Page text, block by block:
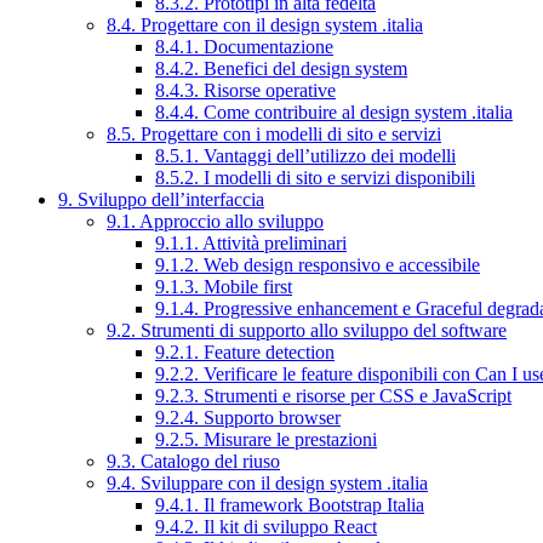
8.4. Progettare con il design system .italia
8.4.1. Documentazione
8.4.2. Benefici del design system
8.4.3. Risorse operative
8.4.4. Come contribuire al design system .italia
8.5. Progettare con i modelli di sito e servizi
8.5.1. Vantaggi dell’utilizzo dei modelli
8.5.2. I modelli di sito e servizi disponibili
9. Sviluppo dell’interfaccia
9.1. Approccio allo sviluppo
9.1.1. Attività preliminari
9.1.2. Web design responsivo e accessibile
9.1.3. Mobile first
9.1.4. Progressive enhancement e Graceful
9.2. Strumenti di supporto allo sviluppo del software
9.2.1. Feature detection
9.2.2. Verificare le feature disponibili con Can I
9.2.3. Strumenti e risorse per CSS e JavaScript
9.2.4. Supporto browser
9.2.5. Misurare le prestazioni
9.3. Catalogo del riuso
9.4. Sviluppare con il design system .italia
9.4.1. Il framework Bootstrap Italia
9.4.2. Il kit di sviluppo React